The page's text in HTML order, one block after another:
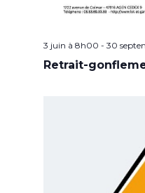
3 juin à 8h00 - 30
Retrait-